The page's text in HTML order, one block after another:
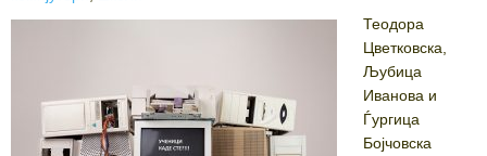
Теодора
Цветковска,
Љубица
Иванова и
Ѓургица
Бојчовска